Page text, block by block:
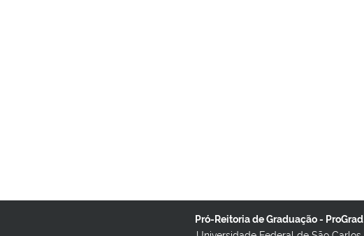
Pró-Reitoria de Graduação - ProGrad